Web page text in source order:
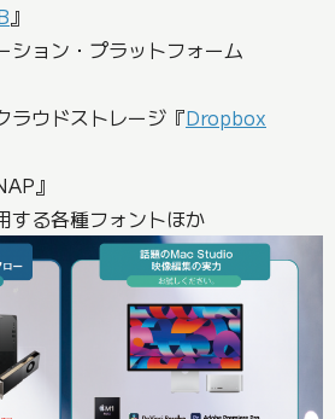
』
ション・プラットフォーム
ラウドストレージ『Dropbox
』
する各種フォントほか